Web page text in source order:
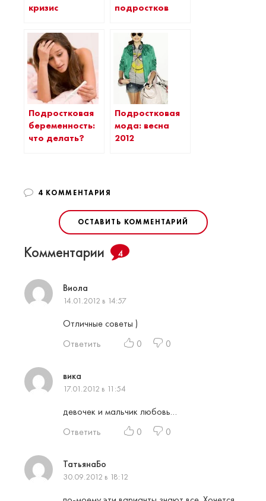
кризис
подростков
Подростковая
беременность:
что делать?
Подростковая
мода: весна
2012
4 КОММЕНТАРИЯ
ОСТАВИТЬ КОММЕНТАРИЙ
Комментарии 4
Виола
14.01.2012 в 14:57
Отличные советы )
Ответить
0 0
вика
17.01.2012 в 11:54
девочек и мальчик любовь…
Ответить
0 0
ТатьянаБо
30.09.2012 в 18:12